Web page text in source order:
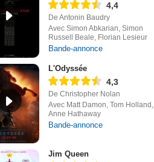
4,4
De Antonin Baudry
Avec Simon Abkarian, Simon
Russell Beale, Florian Lesieur
Bande-annonce
L'Odyssée
4,3
De Christopher Nolan
Avec Matt Damon, Tom Holland,
Anne Hathaway
Bande-annonce
Jim Queen